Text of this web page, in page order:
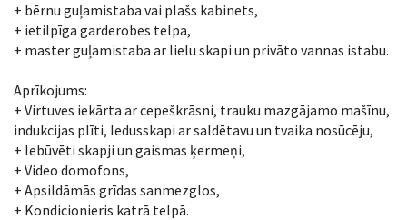
+ bērnu guļamistaba vai plašs kabinets,
+ ietilpīga garderobes telpa,
+ master guļamistaba ar lielu skapi un privāto vannas istabu.
Aprīkojums:
+ Virtuves iekārta ar cepeškrāsni, trauku mazgājamo mašīnu,
indukcijas plīti, ledusskapi ar saldētavu un tvaika nosūcēju,
+ Iebūvēti skapji un gaismas ķermeņi,
+ Video domofons,
+ Apsildāmās grīdas sanmezglos,
+ Kondicionieris katrā telpā.